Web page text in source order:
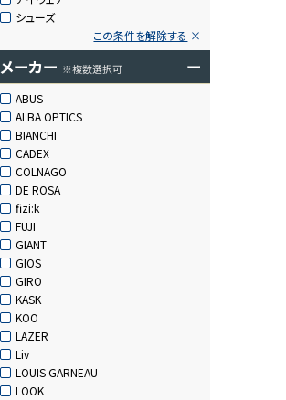
シューズ
この条件を解除する
メーカー ※複数選択可 ー
ABUS
ALBA OPTICS
BIANCHI
CADEX
COLNAGO
DE ROSA
fizi:k
FUJI
GIANT
GIOS
GIRO
KASK
KOO
LAZER
Liv
LOUIS GARNEAU
LOOK